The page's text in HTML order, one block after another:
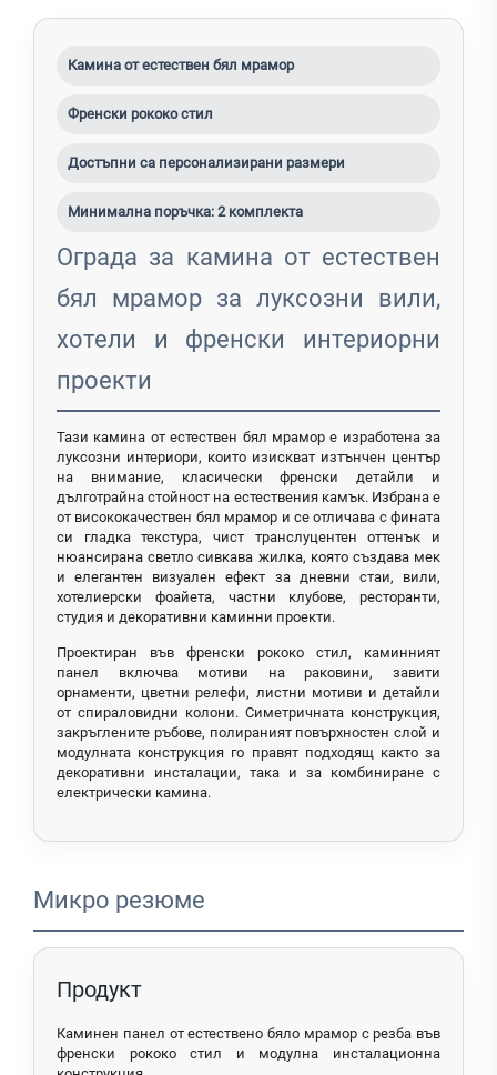
Камина от естествен бял мрамор
Френски рококо стил
Достъпни са персонализирани размери
Минимална поръчка: 2 комплекта
Ограда за камина от естествен
бял мрамор за луксозни вили,
хотели и френски интериорни
проекти
Тази камина от естествен бял мрамор е изработена за
луксозни интериори, които изискват изтънчен център
на внимание, класически френски детайли и
дълготрайна стойност на естествения камък. Избрана е
от висококачествен бял мрамор и се отличава с фината
си гладка текстура, чист транслуцентен оттенък и
нюансирана светло сивкава жилка, която създава мек
и елегантен визуален ефект за дневни стаи, вили,
хотелиерски фоайета, частни клубове, ресторанти,
студия и декоративни каминни проекти.
Проектиран във френски рококо стил, каминният
панел включва мотиви на раковини, завити
орнаменти, цветни релефи, листни мотиви и детайли
от спираловидни колони. Симетричната конструкция,
закръглените ръбове, полираният повърхностен слой и
модулната конструкция го правят подходящ както за
декоративни инсталации, така и за комбиниране с
електрически камина.
Микро резюме
Продукт
Каминен панел от естествено бяло мрамор с резба във
френски рококо стил и модулна инсталационна